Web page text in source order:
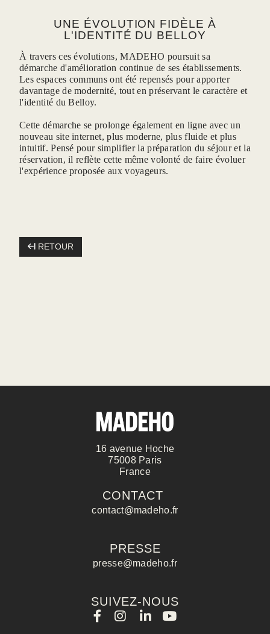
UNE ÉVOLUTION FIDÈLE À
L'IDENTITÉ DU BELLOY
À travers ces évolutions, MADEHO poursuit sa
démarche d'amélioration continue de ses établissements.
Les espaces communs ont été repensés pour apporter
davantage de modernité, tout en préservant le caractère et
l'identité du Belloy.
Cette démarche se prolonge également en ligne avec un
nouveau site internet, plus moderne, plus fluide et plus
intuitif. Pensé pour simplifier la préparation du séjour et la
réservation, il reflète cette même volonté de faire évoluer
l'expérience proposée aux voyageurs.
RETOUR
16 avenue Hoche
75008 Paris
France
CONTACT
contact@madeho.fr
PRESSE
presse@madeho.fr
SUIVEZ-NOUS
Prénom :
*
Email*:
Message*:
caractère obligatoire sont signalées
protection des données